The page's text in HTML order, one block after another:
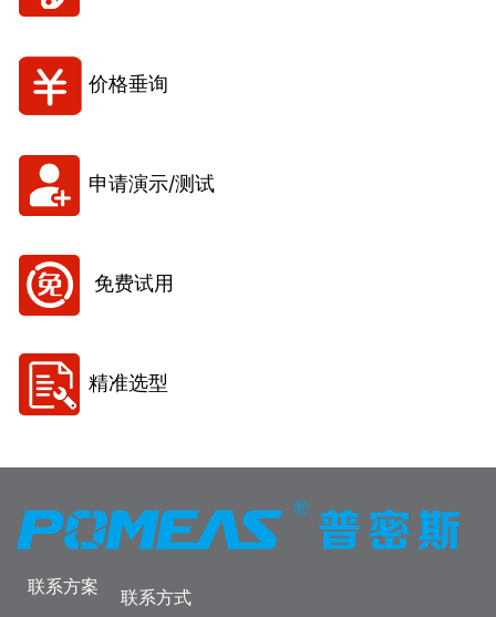
价格垂询
申请演示/测试
免费试用
精准选型
联系方案 联系方式